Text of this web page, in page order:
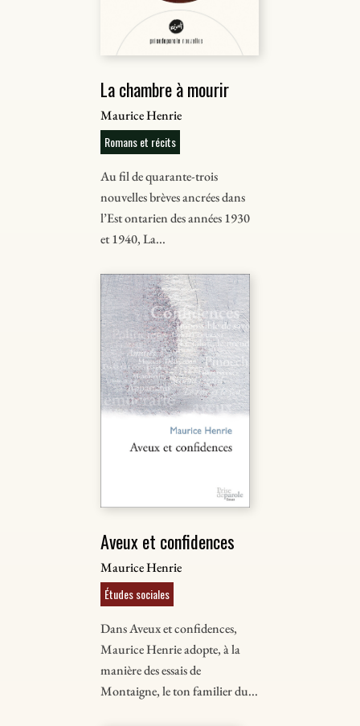
La chambre à mourir
Maurice Henrie
Romans et récits
Au fil de quarante-trois
nouvelles brèves ancrées dans
l’Est ontarien des années 1930
et 1940, La...
Aveux et confidences
Maurice Henrie
Études sociales
Dans Aveux et confidences,
Maurice Henrie adopte, à la
manière des essais de
Montaigne, le ton familier du...